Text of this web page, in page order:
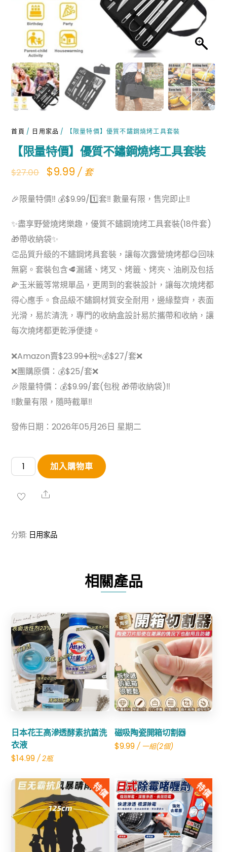
首頁 / 日用家品 / 【限量特價】優質不鏽鋼燒烤工具套裝
【限量特價】優質不鏽鋼燒烤工具套裝
$27.00
Original
was:
$27.00.
$9.99Current
is:
$9.99.
/ 套
🎉限量特價‼ 💰$9.99/1️⃣套‼ 數量有限，售完即止‼
✨盡享野營燒烤樂趣，優質不鏽鋼燒烤工具套裝(18件套)
🎁帶收納袋✨
👏品質升級的不鏽鋼烤具套裝，讓每次露營燒烤都😋回味
無窮。套裝包含🥩漏鏟、烤叉、烤籤、烤夾、油刷及包括
🌽玉米籤等常規單品，更周到的套裝設計，讓每次燒烤都
得心應手。食品級不鏽鋼材質安全耐用，邊緣整齊，表面
光滑，易於清洗，專門的收納盒設計易於攜帶和收納，讓
每次燒烤都更乾淨便捷。
❌Amazon賣$23.99➕稅≈💰$27/套❌
❌團購原價：💰$25/套❌
🎉限量特價：💰$9.99/套(包稅 🎁帶收納袋)‼
‼數量有限，隨時截單‼
發佈日期：2026年05月26日 星期二
【限
量
特
質
烤
工
具
套
裝
數
量
加入購物車
Share
分類: 日用家品
相關產品
日本花王高滲透酵素抗菌洗
衣液
$14.99 / 2瓶
Share
磁吸陶瓷開箱切割器
$9.99/ 一組(2個)
Share
特價
Share
特價
Share